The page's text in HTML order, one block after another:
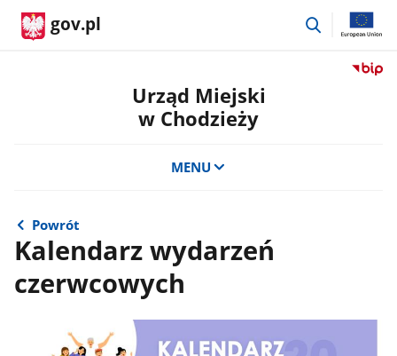
gov.pl
przejdź
Przejdź
Urząd Miejski
w Chodzieży
MENU
Powrót
Kalendarz wydarzeń
czerwcowych